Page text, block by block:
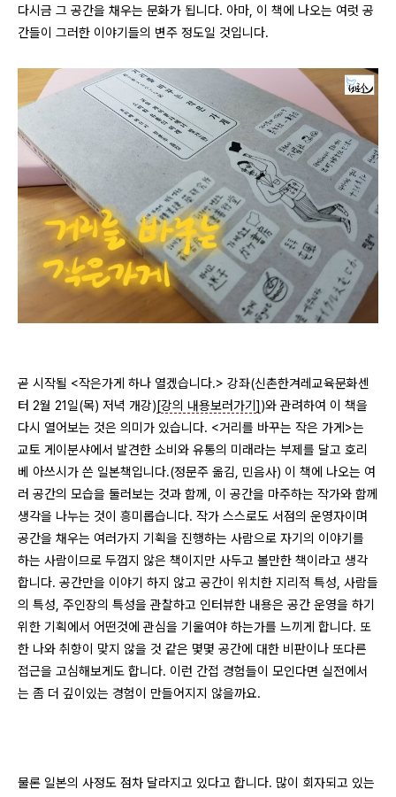
다시금 그 공간을 채우는 문화가 됩니다. 아마, 이 책에 나오는 여럿 공
간들이 그러한 이야기들의 변주 정도일 것입니다.
곧 시작될 <작은가게 하나 열겠습니다.> 강좌(신촌한겨레교육문화센
터 2월 21일(목) 저녁 개강) [강의 내용보러가기] )와 관려하여 이 책을
다시 열어보는 것은 의미가 있습니다. <거리를 바꾸는 작은 가게>는
교토 게이분샤에서 발견한 소비와 유통의 미래라는 부제를 달고 호리
베 아쓰시가 쓴 일본책입니다.(정문주 옮김, 민음사) 이 책에 나오는 여
러 공간의 모습을 둘러보는 것과 함께, 이 공간을 마주하는 작가와 함께
생각을 나누는 것이 흥미롭습니다. 작가 스스로도 서점의 운영자이며
공간을 채우는 여러가지 기획을 진행하는 사람으로 자기의 이야기를
하는 사람이므로 두껍지 않은 책이지만 사두고 볼만한 책이라고 생각
합니다. 공간만을 이야기 하지 않고 공간이 위치한 지리적 특성, 사람들
의 특성, 주인장의 특성을 관찰하고 인터뷰한 내용은 공간 운영을 하기
위한 기획에서 어떤것에 관심을 기울여야 하는가를 느끼게 합니다. 또
한 나와 취향이 맞지 않을 것 같은 몇몇 공간에 대한 비판이나 또다른
접근을 고심해보게도 합니다. 이런 간접 경험들이 모인다면 실전에서
는 좀 더 깊이있는 경험이 만들어지지 않을까요.
물론 일본의 사정도 점차 달라지고 있다고 합니다. 많이 회자되고 있는